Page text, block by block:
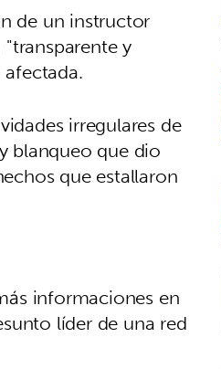
de un instructor
y
irregulares de
blanqueo que dio
que estallaron
informaciones en
líder de una red